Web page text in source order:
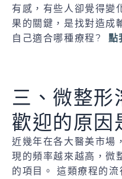
有感，有些人卻覺得變
果的關鍵，是找對造成
自己適合哪種療程? 點
三、微整形
歡迎的原因
近幾年在各大醫美市場
現的頻率越來越高，微
的項目。 這類療程的